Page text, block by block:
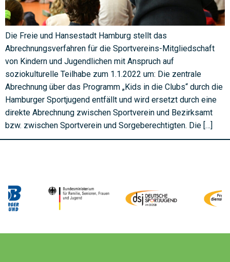
Die Freie und Hansestadt Hamburg stellt das
Abrechnungsverfahren für die Sportvereins-Mitgliedschaft
von Kindern und Jugendlichen mit Anspruch auf
soziokulturelle Teilhabe zum 1.1.2022 um: Die zentrale
Abrechnung über das Programm „Kids in die Clubs“ durch die
Hamburger Sportjugend entfällt und wird ersetzt durch eine
direkte Abrechnung zwischen Sportverein und Bezirksamt
bzw. zwischen Sportverein und Sorgeberechtigten. Die […]